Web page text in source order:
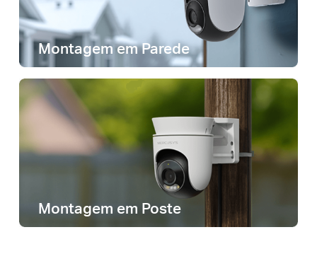
Montagem em Parede
Montagem em Poste